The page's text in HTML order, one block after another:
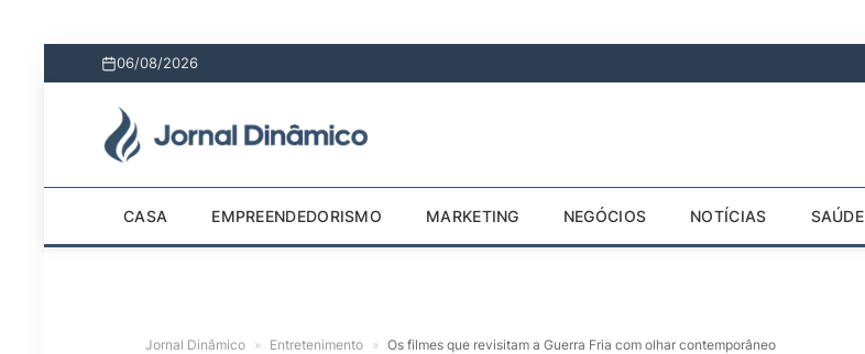
06/08/2026
CASA EMPREENDEDORISMO MARKETING NEGÓCIOS NOTÍCIAS SAÚDE
Jornal Dinâmico » Entretenimento » Os filmes que revisitam a Guerra Fria com olhar contemporâneo